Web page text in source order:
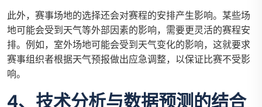
此外，赛事场地的选择还会对赛程的安排产生影响。某些场
地可能会受到天气等外部因素的影响，需要更灵活的赛程安
排。例如，室外场地可能会受到天气变化的影响，这就要求
赛事组织者根据天气预报做出应急调整，以保证比赛不受影
响。
4、技术分析与数据预测的结合